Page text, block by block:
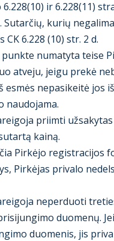
ir 6.228(11)
Sutarčių, kurių
6.228 (10) str. 2 d.
punkte numatyta teise
atveju, jeigu prekė
esmės nepasikeitė jos
naudojama.
priimti
kainą.
Pirkėjo registracijos
Pirkėjas privalo
neperduoti
duomenų.
duomenis, jis